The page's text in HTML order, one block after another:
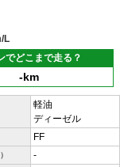
L
でどこまで走る？
-km
軽油
ディーゼル
FF
-